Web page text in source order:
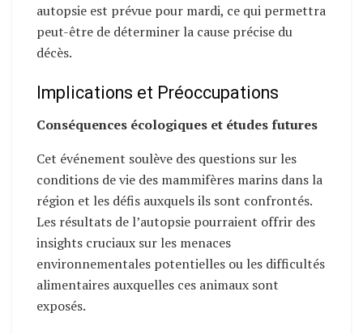
autopsie est prévue pour mardi, ce qui permettra
peut-être de déterminer la cause précise du
décès.
Implications et Préoccupations
Conséquences écologiques et études futures
Cet événement soulève des questions sur les
conditions de vie des mammifères marins dans la
région et les défis auxquels ils sont confrontés.
Les résultats de l’autopsie pourraient offrir des
insights cruciaux sur les menaces
environnementales potentielles ou les difficultés
alimentaires auxquelles ces animaux sont
exposés.